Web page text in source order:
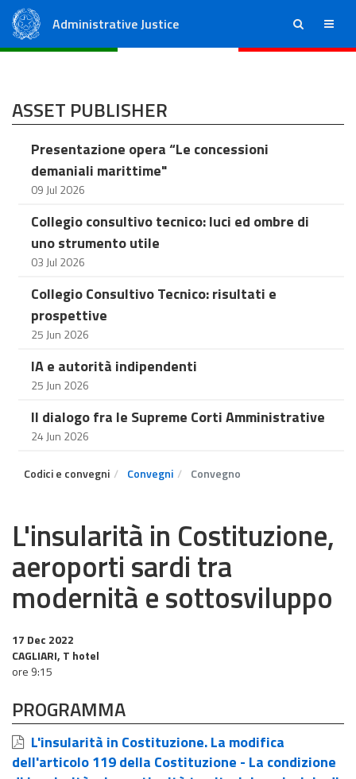
Administrative Justice ricerca menu
ASSET PUBLISHER
Presentazione opera “Le concessioni
demaniali marittime"
09 Jul 2026
Collegio consultivo tecnico: luci ed ombre di
uno strumento utile
03 Jul 2026
Collegio Consultivo Tecnico: risultati e
prospettive
25 Jun 2026
IA e autorità indipendenti
25 Jun 2026
Il dialogo fra le Supreme Corti Amministrative
24 Jun 2026
Codici e convegni Convegni Convegno
L'insularità in Costituzione,
aeroporti sardi tra
modernità e sottosviluppo
17 Dec 2022
CAGLIARI, T hotel
ore 9:15
PROGRAMMA
L'insularità in Costituzione. La modifica
dell'articolo 119 della Costituzione - La condizione